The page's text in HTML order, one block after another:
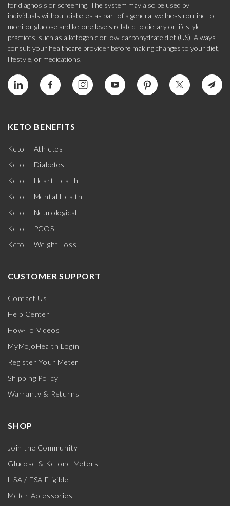
for diagnosis or screening. The system may also be used by
individuals without diabetes as part of a general wellness routine to
monitor glucose and ketone levels related to dietary or lifestyle
practices, such as a ketogenic or low-carbohydrate diet (US). Always
consult your healthcare provider before making changes to your diet,
lifestyle, or medications.
KETO BENEFITS
Keto + Athletes
Keto + Diabetes
Keto + Heart Health
Keto + Mental Health
Keto + Neurological
Keto + PCOS
Keto + Weight Loss
CUSTOMER SUPPORT
Contact Us
Help Center
How-To Videos
MyMojoHealth Login
Register Your Meter
Shipping Policy
Warranty & Returns
SHOP
Join the Community
Glucose & Ketone Meters
HSA / FSA Eligible
Meter Accessories